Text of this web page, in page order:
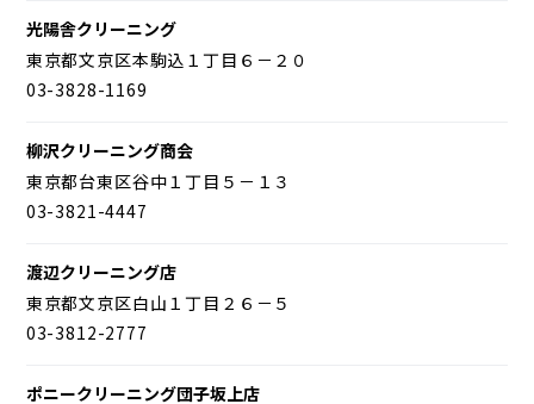
光陽舎クリーニング
東京都文京区本駒込１丁目６－２０
03-3828-1169
柳沢クリーニング商会
東京都台東区谷中１丁目５－１３
03-3821-4447
渡辺クリーニング店
東京都文京区白山１丁目２６－５
03-3812-2777
ポニークリーニング団子坂上店